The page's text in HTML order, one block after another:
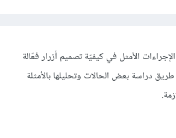
الأمثل في كيفيّة تصميم أزرار فعّالة
دراسة بعض الحالات وتحليلها بالأمثلة